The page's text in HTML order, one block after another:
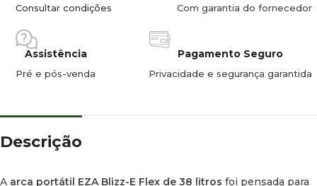
refrigerar e congelar em simultâneo.
Controlo por App:
Conetividade Bluetooth para ajustar a
temperatura e os modos de funcionamento através do
telemóvel, sem precisares de te levantar.
compatibilidade com bateria de lítio amovível opcional (não
elétrica.
Muito Bem Equipada:
Inclui luz interior LED para utilização
Consultar condições Com garantia do fornecedor
Assistência
Pré e pós-venda
Pagamento Seguro
Privacidade e segurança garantida
Descrição
A arca portátil EZA Blizz-E Flex de 38 litros foi pensada para